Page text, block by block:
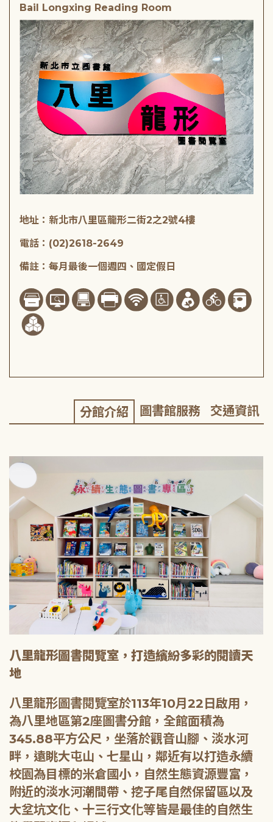
Bail Longxing Reading Room
地址：新北市八里區龍形二街2之2號4樓
電話：(02)2618-2649
備註：每月最後一個週四、國定假日
分館介紹 圖書館服務 交通資訊
八里龍形圖書閱覽室，打造繽紛多彩的閱讀天
地
八里龍形圖書閱覽室於113年10月22日啟用，
為八里地區第2座圖書分館，全館面積為
345.88平方公尺，坐落於觀音山腳、淡水河
畔，遠眺大屯山、七星山，鄰近有以打造永續
校園為目標的米倉國小，自然生態資源豐富，
附近的淡水河潮間帶、挖子尾自然保留區以及
大坌坑文化、十三行文化等皆是最佳的自然生